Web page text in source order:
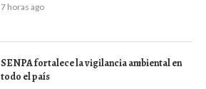
7 horas ago
SENPA fortalece la vigilancia ambiental en
todo el país